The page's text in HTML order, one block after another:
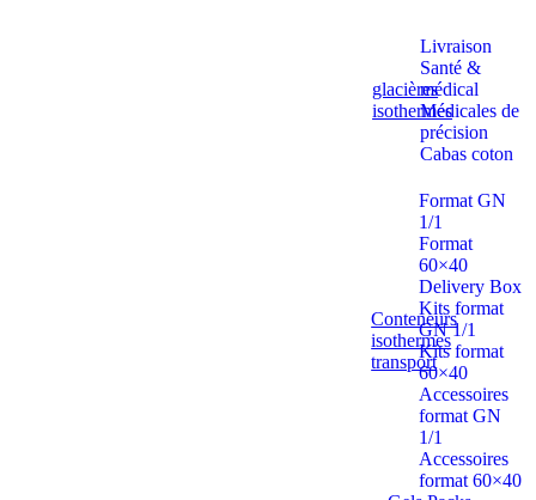
glacières
isothermes
Livraison
Santé &
médical
Médicales de
précision
Cabas coton
Conteneurs
isothermes
transport
Format GN
1/1
Format
60×40
Delivery Box
Kits format
GN 1/1
Kits format
60×40
Accessoires
format GN
1/1
Accessoires
format 60×40